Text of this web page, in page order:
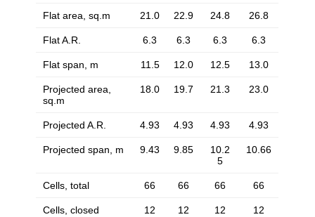
Flat area, sq.m 21.0 22.9 24.8 26.8
Flat A.R. 6.3 6.3 6.3 6.3
Flat span, m 11.5 12.0 12.5 13.0
Projected area,
sq.m
18.0 19.7 21.3 23.0
Projected A.R. 4.93 4.93 4.93 4.93
Projected span, m 9.43 9.85
10.2
5
10.66
Cells, total 66 66 66 66
Cells, closed 12 12 12 12